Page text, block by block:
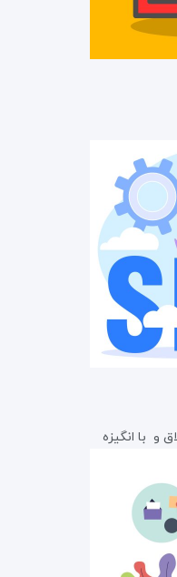
و با انگیزه